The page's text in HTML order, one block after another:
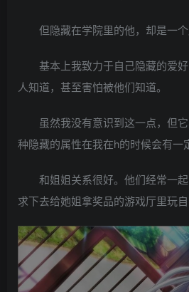
但隐藏在学院里的他，却是一个
基本上我致力于自己隐藏的爱好
人知道，甚至害怕被他们知道。
虽然我没有意识到这一点，但它
种隐藏的属性在我在h的时候会有一
和姐姐关系很好。他们经常一起
求下去给她姐拿奖品的游戏厅里玩自